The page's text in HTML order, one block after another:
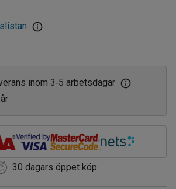
inom 3‑5 arbetsdagar
30 dagars öppet köp